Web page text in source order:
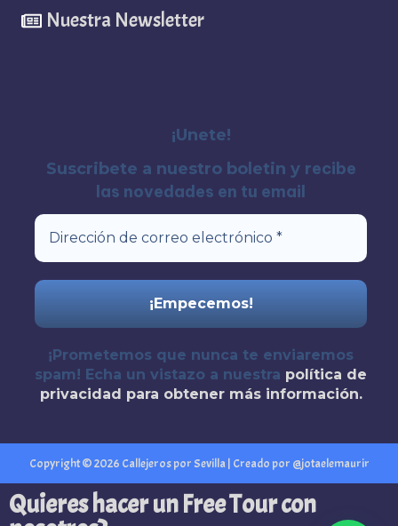
Nuestra Newsletter
¡Unete!
Suscribete a nuestro boletin y recibe
las novedades en tu email
¡Prometemos que nunca te enviaremos
spam! Echa un vistazo a nuestra política de
privacidad para obtener más información.
Copyright © 2026 Callejeros por Sevilla | Creado por @jotaelemaurir
Quieres hacer un Free Tour con